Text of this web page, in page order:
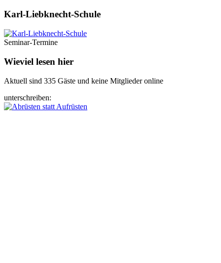
Karl-Liebknecht-­Schule
Seminar-Termine
Wieviel lesen hier
Aktuell sind 335 Gäste und keine Mitglieder online
unterschreiben: